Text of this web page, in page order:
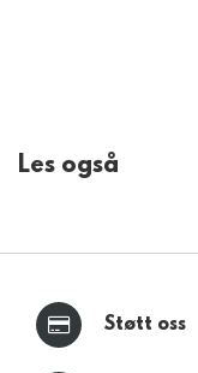
Les også
Støtt oss